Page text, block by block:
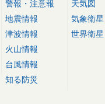
警報・注意報
地震情報
津波情報
火山情報
台風情報
知る防災
天気図
気象衛星
世界衛星